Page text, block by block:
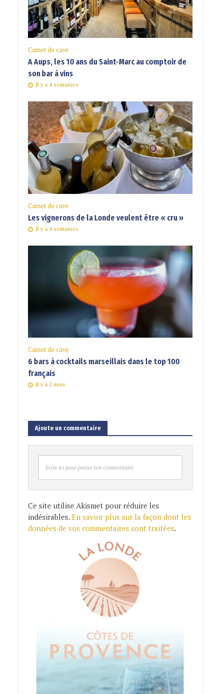
Carnet de cave
A Aups, les 10 ans du Saint-Marc au comptoir de
son bar à vins
Il y a 4 semaines
Carnet de cave
Les vignerons de la Londe veulent être « cru »
Il y a 4 semaines
Carnet de cave
6 bars à cocktails marseillais dans le top 100
français
Il y a 2 mois
Ajoute un commentaire
Ecris ici pour poster ton commentaire
Ce site utilise Akismet pour réduire les
indésirables. En savoir plus sur la façon dont les
données de vos commentaires sont traitées.